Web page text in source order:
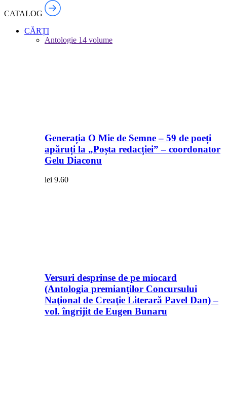
CATALOG
CĂRȚI
Antologie 14 volume
Generația O Mie de Semne – 59 de poeți
apăruți la „Poșta redacției” – coordonator
Gelu Diaconu
lei 9.60
Versuri desprinse de pe miocard
(Antologia premianţilor Concursului
Naţional de Creaţie Literară Pavel Dan) –
vol. îngrijit de Eugen Bunaru